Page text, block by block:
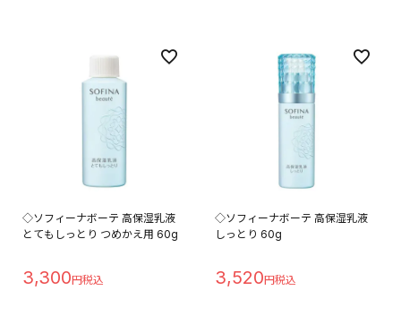
◇ソフィーナボーテ 高保湿乳液
とてもしっとり つめかえ用 60g
3,300
◇ソフィーナボーテ 高保湿乳液
しっとり 60g
3,520